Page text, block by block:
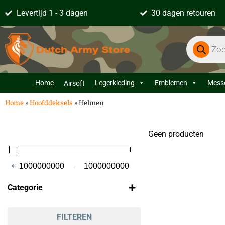
Levertijd 1 - 3 dagen 30 dagen retouren
Home Airsoft Legerkleding Emblemen
Home »Hoofddeksels »Helmen
€ Minimale prijs
–Maximale prijs
Categorie
Airsoft accessoires
FILTEREN
Geen producten